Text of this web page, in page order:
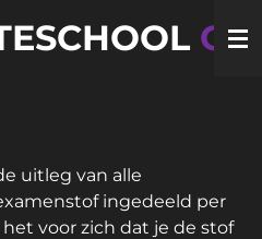
uitleg van alle
ingedeeld per
voor zich dat je de stof